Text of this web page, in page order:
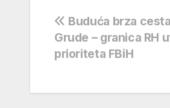
Navigacija
objava
Buduća brza
Grude – granica RH
prioriteta FBiH